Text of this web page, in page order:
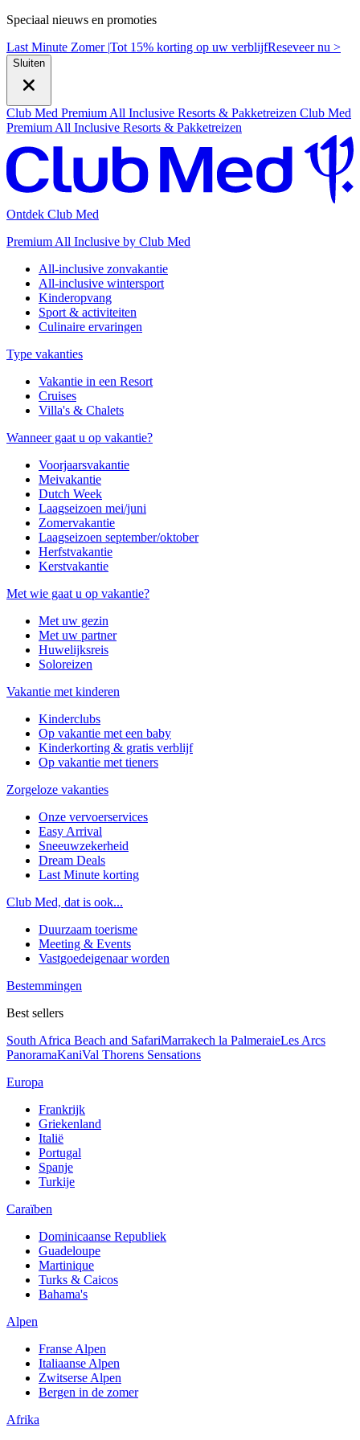
Speciaal nieuws en promoties
Last Minute Zomer |Tot 15% korting op uw verblijfReseveer nu >
Sluiten
Club Med Premium All Inclusive Resorts & Pakketreizen Club Med
Premium All Inclusive Resorts & Pakketreizen
Ontdek Club Med
Premium All Inclusive by Club Med
All-inclusive zonvakantie
All-inclusive wintersport
Kinderopvang
Sport & activiteiten
Culinaire ervaringen
Type vakanties
Vakantie in een Resort
Cruises
Villa's & Chalets
Wanneer gaat u op vakantie?
Voorjaarsvakantie
Meivakantie
Dutch Week
Laagseizoen mei/juni
Zomervakantie
Laagseizoen september/oktober
Herfstvakantie
Kerstvakantie
Met wie gaat u op vakantie?
Met uw gezin
Met uw partner
Huwelijksreis
Soloreizen
Vakantie met kinderen
Kinderclubs
Op vakantie met een baby
Kinderkorting & gratis verblijf
Op vakantie met tieners
Zorgeloze vakanties
Onze vervoerservices
Easy Arrival
Sneeuwzekerheid
Dream Deals
Last Minute korting
Club Med, dat is ook...
Duurzaam toerisme
Meeting & Events
Vastgoedeigenaar worden
Bestemmingen
Best sellers
South Africa Beach and SafariMarrakech la PalmeraieLes Arcs
PanoramaKaniVal Thorens Sensations
Europa
Frankrijk
Griekenland
Italië
Portugal
Spanje
Turkije
Caraïben
Dominicaanse Republiek
Guadeloupe
Martinique
Turks & Caicos
Bahama's
Alpen
Franse Alpen
Italiaanse Alpen
Zwitserse Alpen
Bergen in de zomer
Afrika